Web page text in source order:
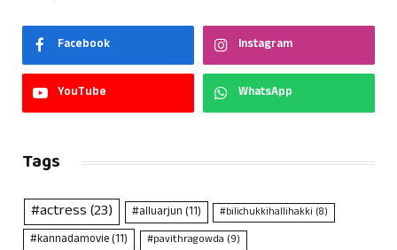
Facebook Instagram
YouTube WhatsApp
Tags
#actress(23) #alluarjun(11) #bilichukkihallihakki (8)
#kannadamovie(11) #pavithragowda (9)